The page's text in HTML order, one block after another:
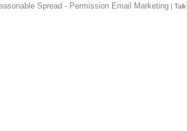
Spread - Permission Email Marketing |